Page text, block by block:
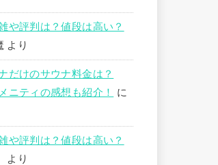
や評判は？値段は高い？
より
だけのサウナ料金は？
ニティの感想も紹介！
に
や評判は？値段は高い？
より